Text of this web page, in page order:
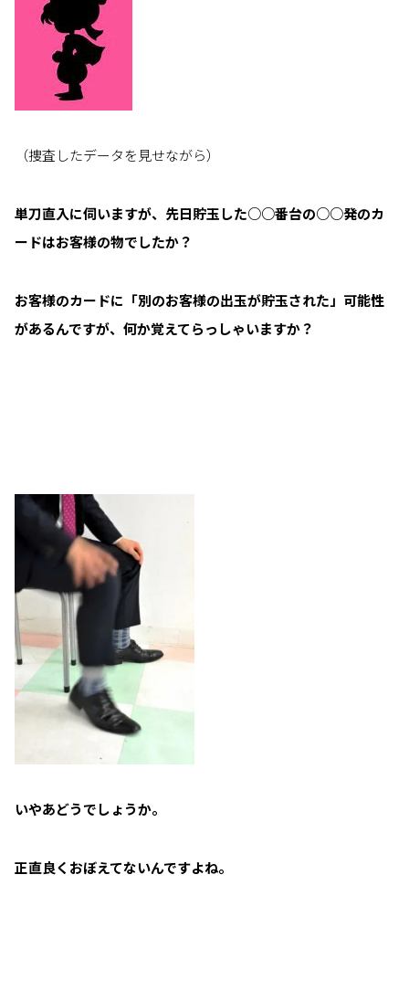
（捜査したデータを見せながら）
単刀直入に伺いますが、先日貯玉した○○番台の○○発のカ
ードはお客様の物でしたか？
お客様のカードに「別のお客様の出玉が貯玉された」可能性
があるんですが、何か覚えてらっしゃいますか？
いやあどうでしょうか。
正直良くおぼえてないんですよね。